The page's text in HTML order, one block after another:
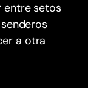
entre setos
a otra